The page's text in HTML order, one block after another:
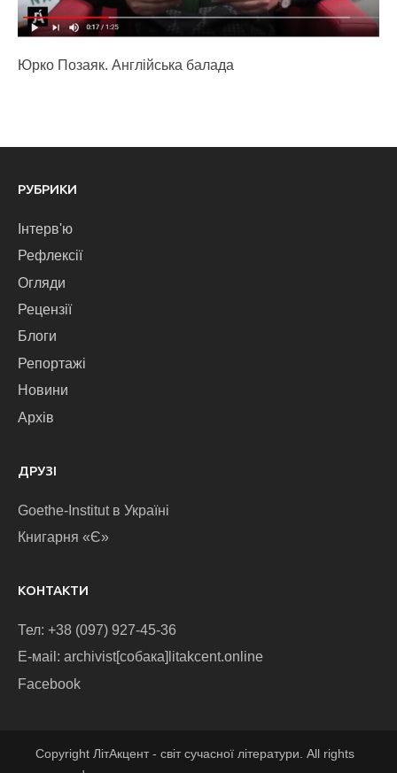
Юрко Позаяк. Англійська балада
РУБРИКИ
Інтерв'ю
Рефлексії
Огляди
Рецензії
Блоги
Репортажі
Новини
Архів
ДРУЗІ
Goethe-Institut в Україні
Книгарня «Є»
КОНТАКТИ
Тел: +38 (097) 927-45-36
E-маіl: archivist[собака]litakcent.online
Facebook
Copyright ЛітАкцент - світ сучасної літератури. All rights